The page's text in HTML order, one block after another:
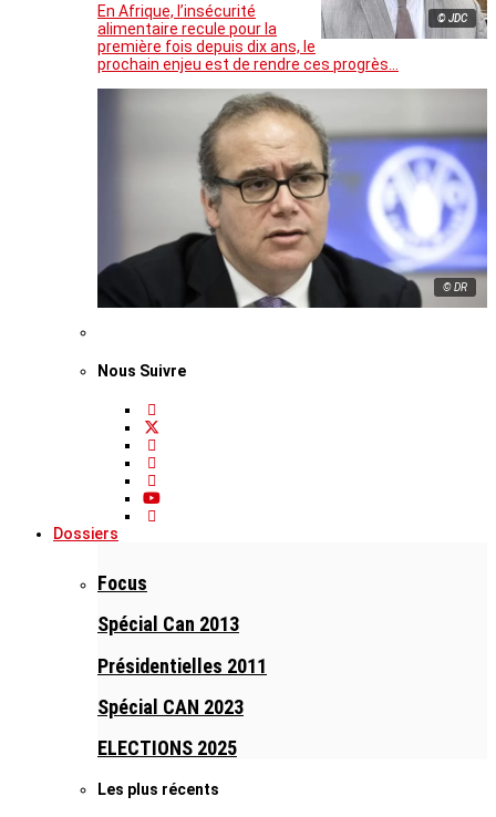
© JDC
En Afrique, l’insécurité
alimentaire recule pour la
première fois depuis dix ans, le
prochain enjeu est de rendre ces progrès…
© DR
Nous Suivre
Dossiers
Focus
Spécial Can 2013
Présidentielles 2011
Spécial CAN 2023
ELECTIONS 2025
Les plus récents